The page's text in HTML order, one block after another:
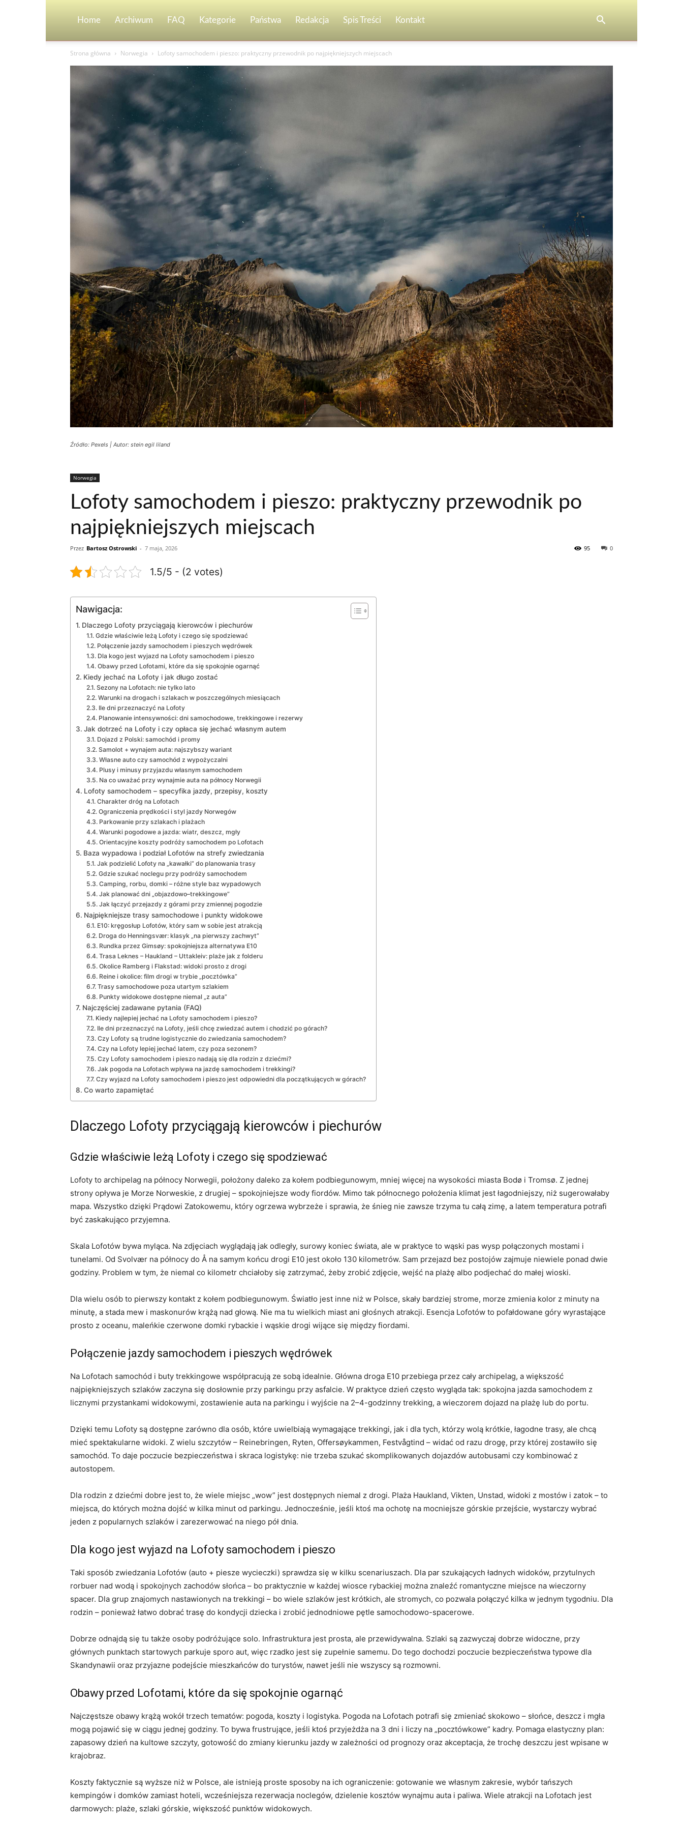
Home Archiwum FAQ Kategorie Państwa Redakcja Spis Treści Kontakt
Strona główna Norwegia Lofoty samochodem i pieszo: praktyczny przewodnik po najpiękniejszych miejscach
Źródło: Pexels | Autor: stein egil liland
Norwegia
Lofoty samochodem i pieszo: praktyczny przewodnik po
najpiękniejszych miejscach
Przez Bartosz Ostrowski - 7 maja, 2026 0
95
1.5/5 - (2 votes)
Nawigacja:
Dlaczego Lofoty przyciągają kierowców i piechurów
Gdzie właściwie leżą Lofoty i czego się spodziewać
Połączenie jazdy samochodem i pieszych wędrówek
Dla kogo jest wyjazd na Lofoty samochodem i pieszo
Obawy przed Lofotami, które da się spokojnie ogarnąć
Kiedy jechać na Lofoty i jak długo zostać
Sezony na Lofotach: nie tylko lato
Warunki na drogach i szlakach w poszczególnych miesiącach
Ile dni przeznaczyć na Lofoty
Planowanie intensywności: dni samochodowe, trekkingowe i rezerwy
Jak dotrzeć na Lofoty i czy opłaca się jechać własnym autem
Dojazd z Polski: samochód i promy
Samolot + wynajem auta: najszybszy wariant
Własne auto czy samochód z wypożyczalni
Plusy i minusy przyjazdu własnym samochodem
Na co uważać przy wynajmie auta na północy Norwegii
Lofoty samochodem – specyfika jazdy, przepisy, koszty
Charakter dróg na Lofotach
Ograniczenia prędkości i styl jazdy Norwegów
Parkowanie przy szlakach i plażach
Warunki pogodowe a jazda: wiatr, deszcz, mgły
Orientacyjne koszty podróży samochodem po Lofotach
Baza wypadowa i podział Lofotów na strefy zwiedzania
Jak podzielić Lofoty na „kawałki” do planowania trasy
Gdzie szukać noclegu przy podróży samochodem
Camping, rorbu, domki – różne style baz wypadowych
Jak planować dni „objazdowo–trekkingowe”
Jak łączyć przejazdy z górami przy zmiennej pogodzie
Najpiękniejsze trasy samochodowe i punkty widokowe
E10: kręgosłup Lofotów, który sam w sobie jest atrakcją
Droga do Henningsvær: klasyk „na pierwszy zachwyt”
Rundka przez Gimsøy: spokojniejsza alternatywa E10
Trasa Leknes – Haukland – Uttakleiv: plaże jak z folderu
Okolice Ramberg i Flakstad: widoki prosto z drogi
Reine i okolice: film drogi w trybie „pocztówka”
Trasy samochodowe poza utartym szlakiem
Punkty widokowe dostępne niemal „z auta”
Najczęściej zadawane pytania (FAQ)
Kiedy najlepiej jechać na Lofoty samochodem i pieszo?
Ile dni przeznaczyć na Lofoty, jeśli chcę zwiedzać autem i chodzić po górach?
Czy Lofoty są trudne logistycznie do zwiedzania samochodem?
Czy na Lofoty lepiej jechać latem, czy poza sezonem?
Czy Lofoty samochodem i pieszo nadają się dla rodzin z dziećmi?
Jak pogoda na Lofotach wpływa na jazdę samochodem i trekkingi?
Czy wyjazd na Lofoty samochodem i pieszo jest odpowiedni dla początkujących w górach?
Co warto zapamiętać
Dlaczego Lofoty przyciągają kierowców i piechurów
Gdzie właściwie leżą Lofoty i czego się spodziewać
Lofoty to archipelag na północy Norwegii, położony daleko za kołem podbiegunowym, mniej więcej na wysokości miasta Bodø i Tromsø. Z jednej
strony opływa je Morze Norweskie, z drugiej – spokojniejsze wody fiordów. Mimo tak północnego położenia klimat jest łagodniejszy, niż sugerowałaby
mapa. Wszystko dzięki Prądowi Zatokowemu, który ogrzewa wybrzeże i sprawia, że śnieg nie zawsze trzyma tu całą zimę, a latem temperatura potrafi
być zaskakująco przyjemna.
Skala Lofotów bywa myląca. Na zdjęciach wyglądają jak odległy, surowy koniec świata, ale w praktyce to wąski pas wysp połączonych mostami i
tunelami. Od Svolvær na północy do Å na samym końcu drogi E10 jest około 130 kilometrów. Sam przejazd bez postojów zajmuje niewiele ponad dwie
godziny. Problem w tym, że niemal co kilometr chciałoby się zatrzymać, żeby zrobić zdjęcie, wejść na plażę albo podjechać do małej wioski.
Dla wielu osób to pierwszy kontakt z kołem podbiegunowym. Światło jest inne niż w Polsce, skały bardziej strome, morze zmienia kolor z minuty na
minutę, a stada mew i maskonurów krążą nad głową. Nie ma tu wielkich miast ani głośnych atrakcji. Esencja Lofotów to pofałdowane góry wyrastające
prosto z oceanu, maleńkie czerwone domki rybackie i wąskie drogi wijące się między fiordami.
Połączenie jazdy samochodem i pieszych wędrówek
Na Lofotach samochód i buty trekkingowe współpracują ze sobą idealnie. Główna droga E10 przebiega przez cały archipelag, a większość
najpiękniejszych szlaków zaczyna się dosłownie przy parkingu przy asfalcie. W praktyce dzień często wygląda tak: spokojna jazda samochodem z
licznymi przystankami widokowymi, zostawienie auta na parkingu i wyjście na 2–4-godzinny trekking, a wieczorem dojazd na plażę lub do portu.
Dzięki temu Lofoty są dostępne zarówno dla osób, które uwielbiają wymagające trekkingi, jak i dla tych, którzy wolą krótkie, łagodne trasy, ale chcą
mieć spektakularne widoki. Z wielu szczytów – Reinebringen, Ryten, Offersøykammen, Festvågtind – widać od razu drogę, przy której zostawiło się
samochód. To daje poczucie bezpieczeństwa i skraca logistykę: nie trzeba szukać skomplikowanych dojazdów autobusami czy kombinować z
autostopem.
Dla rodzin z dziećmi dobre jest to, że wiele miejsc „wow” jest dostępnych niemal z drogi. Plaża Haukland, Vikten, Unstad, widoki z mostów i zatok – to
miejsca, do których można dojść w kilka minut od parkingu. Jednocześnie, jeśli ktoś ma ochotę na mocniejsze górskie przejście, wystarczy wybrać
jeden z popularnych szlaków i zarezerwować na niego pół dnia.
Dla kogo jest wyjazd na Lofoty samochodem i pieszo
Taki sposób zwiedzania Lofotów (auto + piesze wycieczki) sprawdza się w kilku scenariuszach. Dla par szukających ładnych widoków, przytulnych
rorbuer nad wodą i spokojnych zachodów słońca – bo praktycznie w każdej wiosce rybackiej można znaleźć romantyczne miejsce na wieczorny
spacer. Dla grup znajomych nastawionych na trekkingi – bo wiele szlaków jest krótkich, ale stromych, co pozwala połączyć kilka w jednym tygodniu. Dla
rodzin – ponieważ łatwo dobrać trasę do kondycji dziecka i zrobić jednodniowe pętle samochodowo-spacerowe.
Dobrze odnajdą się tu także osoby podróżujące solo. Infrastruktura jest prosta, ale przewidywalna. Szlaki są zazwyczaj dobrze widoczne, przy
głównych punktach startowych parkuje sporo aut, więc rzadko jest się zupełnie samemu. Do tego dochodzi poczucie bezpieczeństwa typowe dla
Skandynawii oraz przyjazne podejście mieszkańców do turystów, nawet jeśli nie wszyscy są rozmowni.
Obawy przed Lofotami, które da się spokojnie ogarnąć
Najczęstsze obawy krążą wokół trzech tematów: pogoda, koszty i logistyka. Pogoda na Lofotach potrafi się zmieniać skokowo – słońce, deszcz i mgła
mogą pojawić się w ciągu jednej godziny. To bywa frustrujące, jeśli ktoś przyjeżdża na 3 dni i liczy na „pocztówkowe” kadry. Pomaga elastyczny plan:
zapasowy dzień na kultowe szczyty, gotowość do zmiany kierunku jazdy w zależności od prognozy oraz akceptacja, że trochę deszczu jest wpisane w
krajobraz.
Koszty faktycznie są wyższe niż w Polsce, ale istnieją proste sposoby na ich ograniczenie: gotowanie we własnym zakresie, wybór tańszych
kempingów i domków zamiast hoteli, wcześniejsza rezerwacja noclegów, dzielenie kosztów wynajmu auta i paliwa. Wiele atrakcji na Lofotach jest
darmowych: plaże, szlaki górskie, większość punktów widokowych.